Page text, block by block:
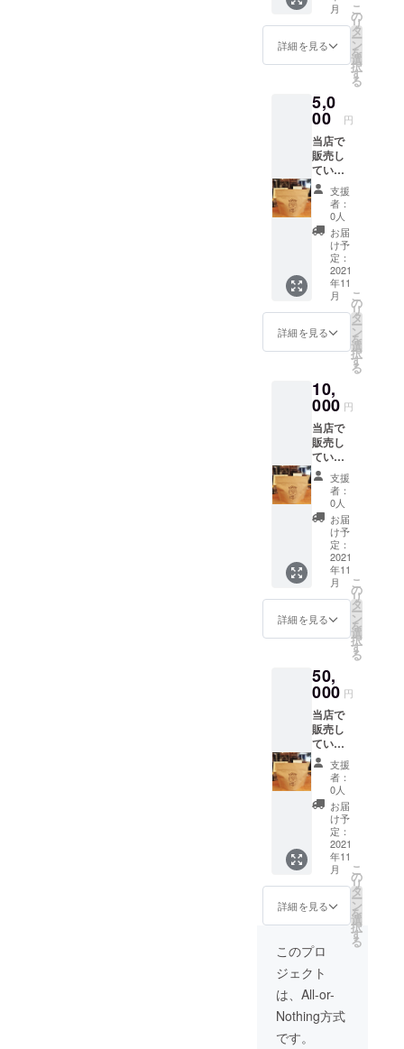
月
詳細を見る
こ
の
リ
タ
ー
ン
を
選
択
す
る
5,0
00 円
当店で
販売し
ている
ToutoC
offeeの
焙煎豆
１パッ
ク（１
００
ｇ）と
お礼状
をお届
けしま
す。 お
礼状を
お届け
す。
支援
者：
0人
お届
け予
定：
2021
年11
月
詳細を見る
こ
の
リ
タ
ー
ン
を
選
択
す
る
10,
000 円
当店で
販売し
ている
ToutoC
offeeの
焙煎豆
２パッ
ク（各
１００
ｇ）と
オリジ
ナルス
テッ
カー１
枚をお
届けし
お礼状
をお届
けしま
す。
支援
者：
0人
お届
け予
定：
2021
年11
月
詳細を見る
こ
の
リ
タ
ー
ン
を
選
択
す
る
50,
000 円
当店で
販売し
ている
ToutoC
offeeの
焙煎豆
を５
パック
（５種
類の
豆）を
お届け
しま
す。 鯛
焼会社
オリジ
ナルT
シャツ
を１枚
お届け
しま
す。 オ
支援
者：
0人
お届
け予
定：
2021
年11
月
詳細を見る
こ
の
リ
タ
ー
ン
を
選
択
す
る
このプロ
ジェクト
は、All-or-
Nothing方式
です。